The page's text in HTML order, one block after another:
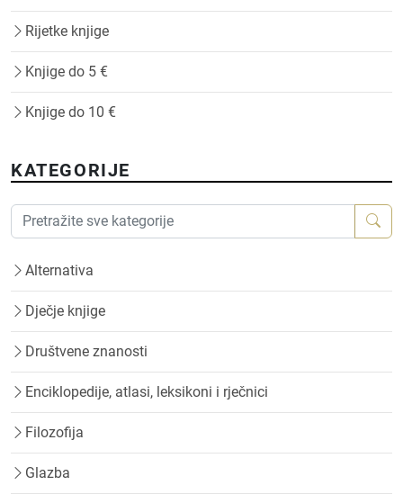
Rijetke knjige
Knjige do 5 €
Knjige do 10 €
KATEGORIJE
Alternativa
Dječje knjige
Društvene znanosti
Enciklopedije, atlasi, leksikoni i rječnici
Filozofija
Glazba